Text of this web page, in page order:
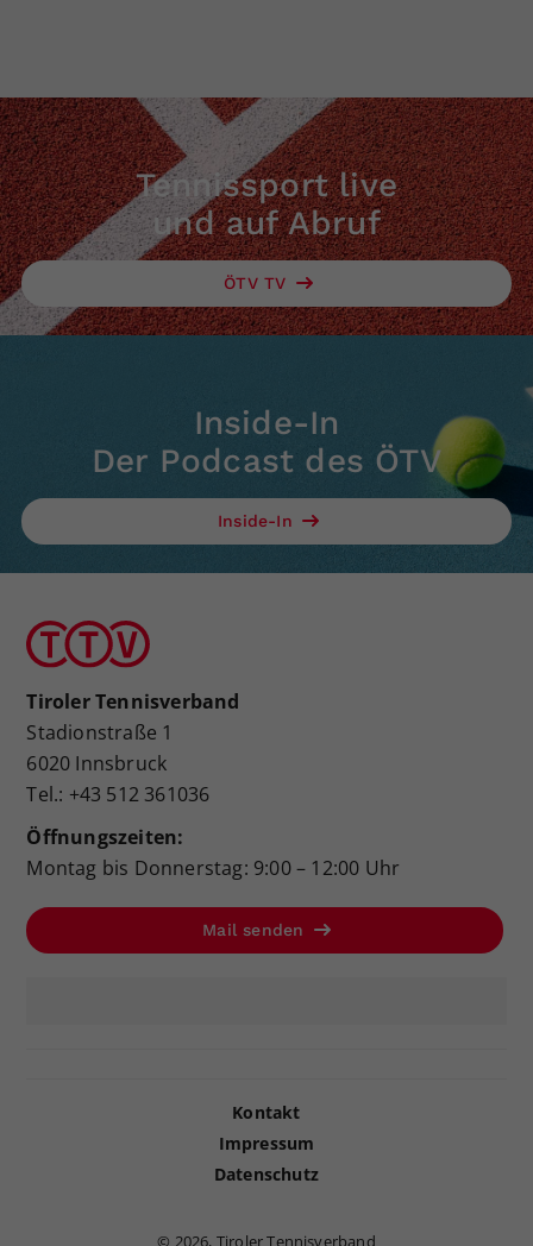
Tennissport live
und auf Abruf
ÖTV TV
Inside-In
Der Podcast des ÖTV
Inside-In
Tiroler Tennisverband
Stadionstraße 1
6020 Innsbruck
Tel.: +43 512 361036
Öffnungszeiten:
Montag bis Donnerstag: 9:00 – 12:00 Uhr
Mail senden
Kontakt
Impressum
Datenschutz
© 2026, Tiroler Tennisverband